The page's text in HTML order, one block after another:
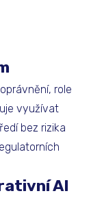
role
využívat
bez rizika
AI